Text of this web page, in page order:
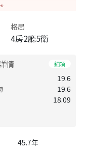
格局
4房2廳5衛
情 細項
19.6
19.6
18.09
45.7年